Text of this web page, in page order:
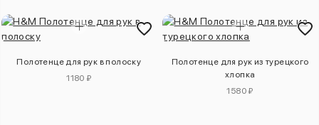
Полотенце для рук в полоску
1180 ₽
Полотенце для рук из турецкого
хлопка
1580 ₽